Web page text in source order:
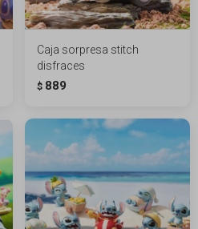
Caja sorpresa stitch
disfraces
$ 889